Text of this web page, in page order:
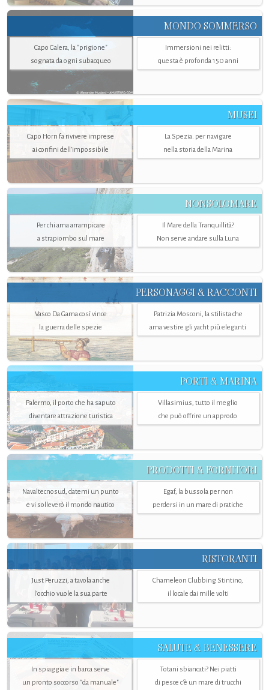
MONDO SOMMERSO
Capo Galera, la "prigione"
sognata da ogni subacqueo
Immersioni nei relitti:
questa è profonda 150 anni
MUSEI
Capo Horn fa rivivere imprese
ai confini dell’impossibile
La Spezia. per navigare
nella storia della Marina
NONSOLOMARE
Per chi ama arrampicare
a strapiombo sul mare
Il Mare della Tranquillità?
Non serve andare sulla Luna
PERSONAGGI & RACCONTI
Vasco Da Gama così vince
la guerra delle spezie
Patrizia Mosconi, la stilista che
ama vestire gli yacht più eleganti
PORTI & MARINA
Palermo, il porto che ha saputo
diventare attrazione turistica
Villasimius, tutto il meglio
che può offrire un approdo
PRODOTTI & FORNITORI
Navaltecnosud, datemi un punto
e vi solleverò il mondo nautico
Egaf, la bussola per non
perdersi in un mare di pratiche
RISTORANTI
Just Peruzzi, a tavola anche
l’occhio vuole la sua parte
Chameleon Clubbing Stintino,
il locale dai mille volti
SALUTE & BENESSERE
In spiaggia e in barca serve
un pronto soccorso "da manuale"
Totani sbiancati? Nei piatti
di pesce c'è un mare di trucchi